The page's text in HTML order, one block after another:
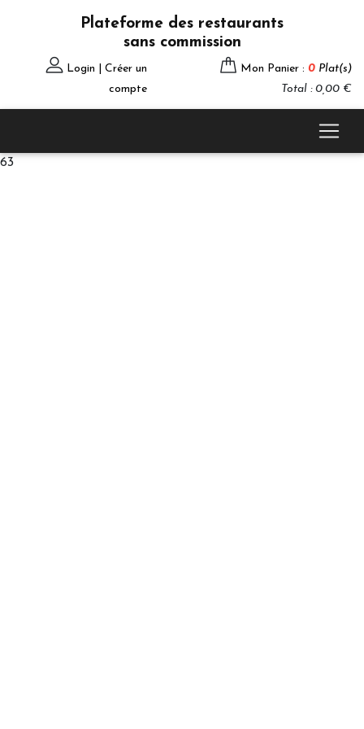
Plateforme des restaurants
sans commission
Login | Créer un
compte
Mon Panier : 0 Plat(s)
Total : 0,00 €
63